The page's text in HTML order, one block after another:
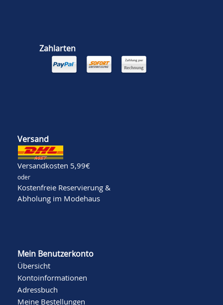
Zahlarten
Versand
Versandkosten 5,99€
oder
Kostenfreie Reservierung &
Abholung im Modehaus
Mein Benutzerkonto
Übersicht
Kontoinformationen
Adressbuch
Meine Bestellungen